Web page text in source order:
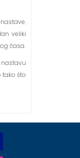
veliki
časa.
tako što